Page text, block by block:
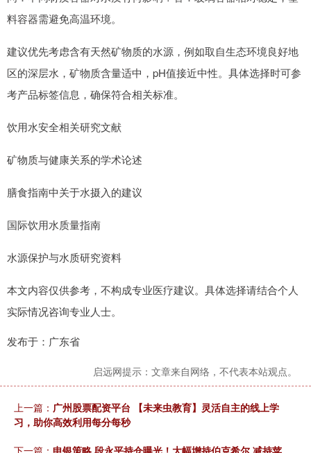
料容器需避免高温环境。
建议优先考虑含有天然矿物质的水源，例如取自生态环境良好地
区的深层水，矿物质含量适中，pH值接近中性。具体选择时可参
考产品标签信息，确保符合相关标准。
饮用水安全相关研究文献
矿物质与健康关系的学术论述
膳食指南中关于水摄入的建议
国际饮用水质量指南
水源保护与水质研究资料
本文内容仅供参考，不构成专业医疗建议。具体选择请结合个人
实际情况咨询专业人士。
发布于：广东省
启远网提示：文章来自网络，不代表本站观点。
上一篇： 广州股票配资平台 【未来虫教育】灵活自主的线上学
习，助你高效利用每分每秒
下一篇： 申银策略 段永平持仓曝光！大幅增持伯克希尔 减持苹